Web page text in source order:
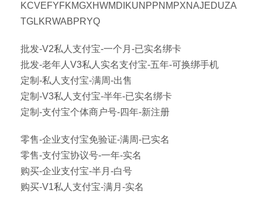
KCVEFYFKMGXHWMDIKUNPPNMPXNAJEDUZA
TGLKRWABPRYQ
批发-V2私人支付宝-一个月-已实名绑卡
批发-老年人V3私人实名支付宝-五年-可换绑手机
定制-私人支付宝-满周-出售
定制-V3私人支付宝-半年-已实名绑卡
定制-支付宝个体商户号-四年-新注册
零售-企业支付宝免验证-满周-已实名
零售-支付宝协议号-一年-实名
购买-企业支付宝-半月-白号
购买-V1私人支付宝-满月-实名